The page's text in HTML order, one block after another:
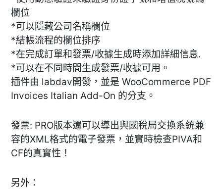
欄位
*可以隱藏公司名稱欄位
*結帳流程的欄位排序
*在完成訂單和發票/收據生成時添加詳細信息.
*可以在不同時間生成發票/收據可用。
插件由 labdav開發，並是 WooCommerce PDF
Invoices Italian Add-On 的分支。
發票: PRO版本還可以導出與國稅局交換系統兼
容的XML格式的電子發票，並實時檢查PIVA和
CF的真實性！
另外：